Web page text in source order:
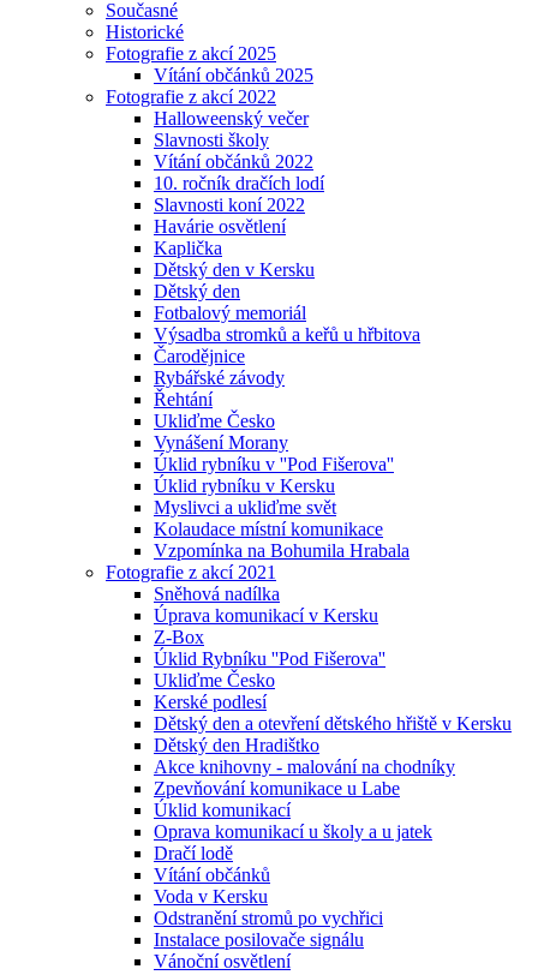
Současné
Historické
Fotografie z akcí 2025
Vítání občánků 2025
Fotografie z akcí 2022
Halloweenský večer
Slavnosti školy
Vítání občánků 2022
10. ročník dračích lodí
Slavnosti koní 2022
Havárie osvětlení
Kaplička
Dětský den v Kersku
Dětský den
Fotbalový memoriál
Výsadba stromků a keřů u hřbitova
Čarodějnice
Rybářské závody
Řehtání
Ukliďme Česko
Vynášení Morany
Úklid rybníku v ''Pod Fišerova''
Úklid rybníku v Kersku
Myslivci a ukliďme svět
Kolaudace místní komunikace
Vzpomínka na Bohumila Hrabala
Fotografie z akcí 2021
Sněhová nadílka
Úprava komunikací v Kersku
Z-Box
Úklid Rybníku ''Pod Fišerova''
Ukliďme Česko
Kerské podlesí
Dětský den a otevření dětského hřiště v Kersku
Dětský den Hradištko
Akce knihovny - malování na chodníky
Zpevňování komunikace u Labe
Úklid komunikací
Oprava komunikací u školy a u jatek
Dračí lodě
Vítání občánků
Voda v Kersku
Odstranění stromů po vychřici
Instalace posilovače signálu
Vánoční osvětlení